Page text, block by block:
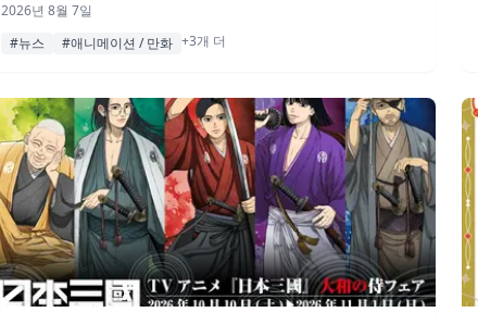
굿즈가 판매되며, 매장을 방문하기 어려운 팬들을 위한 온라인
판매도 동시에 진행됩니다.
2026년 8월 7일
#뉴스
#애니메이션 / 만화 +3개 더